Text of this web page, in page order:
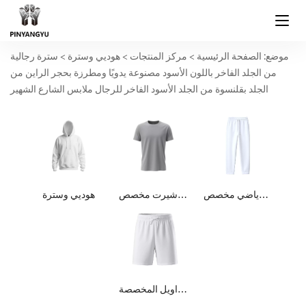
موضع: الصفحة الرئيسية > مركز المنتجات >هوديي وسترة > سترة رجالية
من الجلد الفاخر باللون الأسود مصنوعة يدويًا ومطرزة بحجر الراين من
الجلد بقلنسوة من الجلد الأسود الفاخر للرجال ملابس الشارع الشهير
هوديي وسترة تي شيرت مخصص بنطال رياضي مخصص
السراويل المخصصة